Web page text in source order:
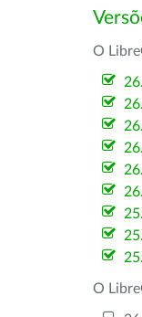
O
O